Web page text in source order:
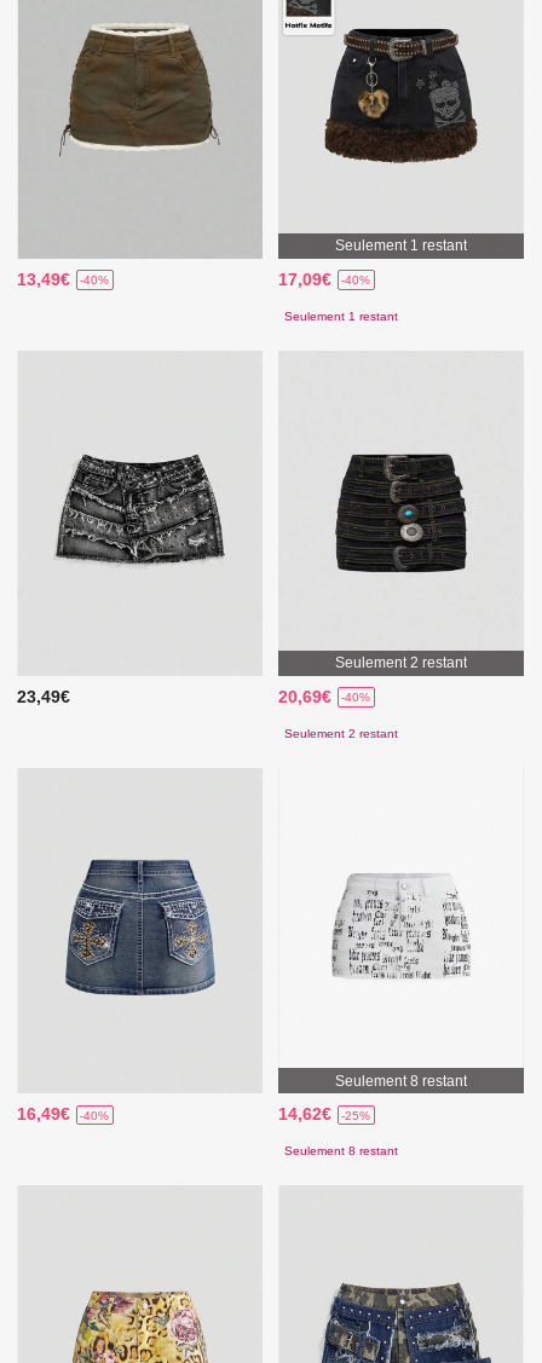
13,49€ -40%
Seulement 1 restant
17,09€ -40%
Seulement 1 restant
23,49€
Seulement 2 restant
20,69€ -40%
Seulement 2 restant
16,49€ -40%
Seulement 8 restant
14,62€ -25%
Seulement 8 restant